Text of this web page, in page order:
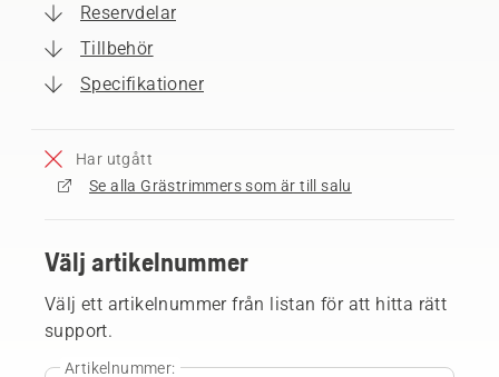
Reservdelar
Tillbehör
Specifikationer
Har utgått
Se alla Grästrimmers som är till salu
Välj artikelnummer
Välj ett artikelnummer från listan för att hitta rätt
support.
Artikelnummer: